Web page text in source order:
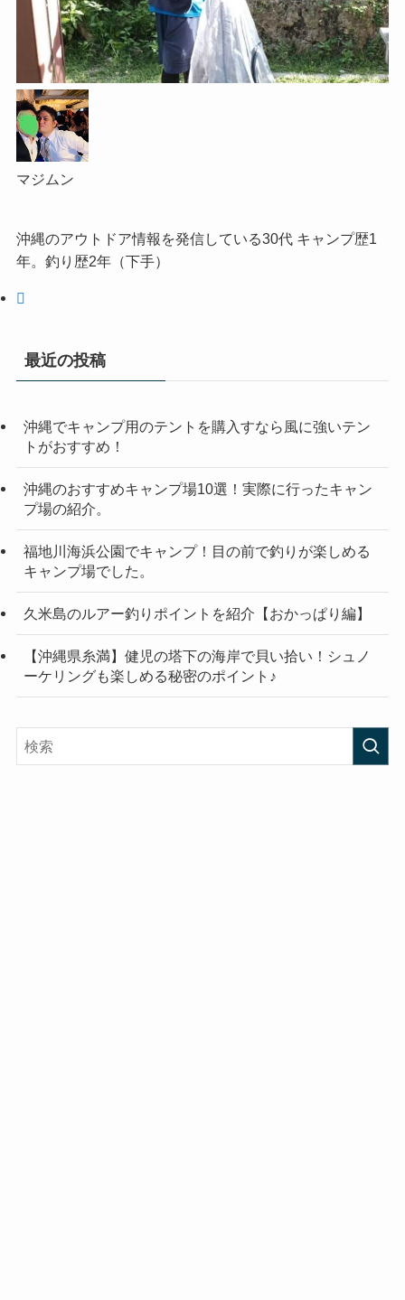
マジムン
沖縄のアウトドア情報を発信している30代 キャンプ歴1
年。釣り歴2年（下手）
最近の投稿
沖縄でキャンプ用のテントを購入すなら風に強いテン
トがおすすめ！
沖縄のおすすめキャンプ場10選！実際に行ったキャン
プ場の紹介。
福地川海浜公園でキャンプ！目の前で釣りが楽しめる
キャンプ場でした。
久米島のルアー釣りポイントを紹介【おかっぱり編】
【沖縄県糸満】健児の塔下の海岸で貝い拾い！シュノ
ーケリングも楽しめる秘密のポイント♪